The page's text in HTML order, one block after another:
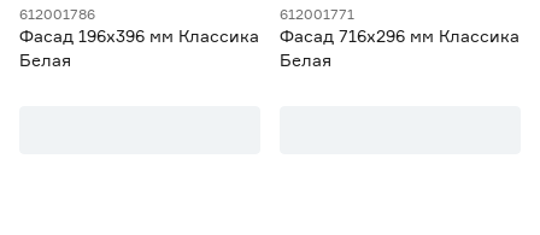
612001786
Фасад 196х396 мм Классика
Белая
612001771
Фасад 716х296 мм Классика
Белая